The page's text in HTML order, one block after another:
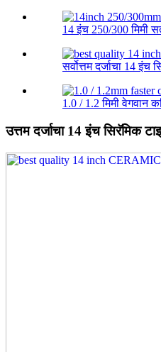
14 इंच 250/300 मिमी
सर्वोत्तम दर्जाचा 14
1.0 / 1.2 मिमी वेगवान
उत्तम दर्जाचा 14 इंच सिरॅमिक